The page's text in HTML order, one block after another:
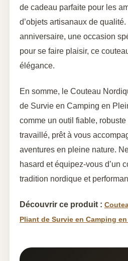
de cadeau parfaite pour les
d’objets artisanaux de
anniversaire, une occasion
pour se faire plaisir, ce
élégance.
En somme, le Couteau
de Survie en Camping en
comme un outil fiable,
travaillé, prêt à vous
aventures en pleine nature.
hasard et équipez-vous d’un
tradition nordique et
Découvrir ce produit :
Pliant de Survie en Camping